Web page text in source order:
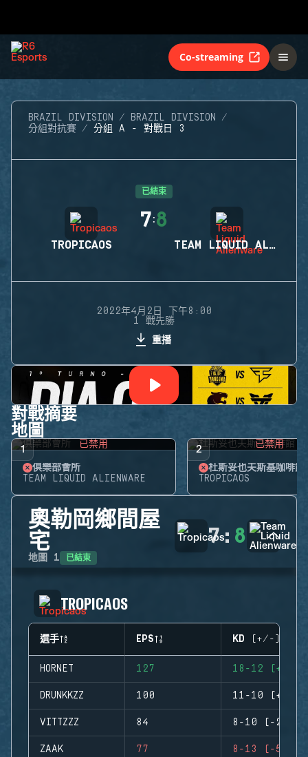
Co-streaming
BRAZIL DIVISION
BRAZIL DIVISION
分組對抗賽
分組 A - 對戰日 3
已結束
TROPICAOS
7:8
TEAM LIQUID ALIENWARE
2022年4月2日 下午8:00
1 戰先勝
重播
對戰摘要
地圖
1 已禁用
俱樂部會所
TEAM LIQUID ALIENWARE
2 已禁用
杜斯妥也夫斯基咖啡館
TROPICAOS
奧勒岡鄉間屋
宅
地圖 1 已結束
7: 8
TROPICAOS
選手 EPS KD (+/-)
HORNET 127 18-12 (+6)
DRUNKKZZ 100 11-10 (+1)
VITTZZZ 84 8-10 (-2)
ZAAK 77 8-13 (-5)